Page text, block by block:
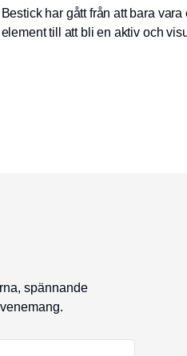
Bestick har gått från att bara vara
element till att bli en aktiv och
spännande